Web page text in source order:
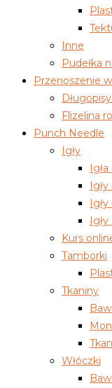
Inne
Pudełka
Przenoszenie
Flizelina
Punch Needle
Igły
Kurs
Tamborki
Tkaniny
Włóczki